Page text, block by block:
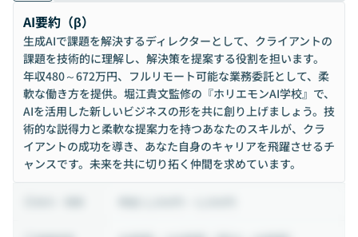
AI要約（β）
生成AIで課題を解決するディレクターとして、クライアントの
課題を技術的に理解し、解決策を提案する役割を担います。
年収480～672万円、フルリモート可能な業務委託として、柔
軟な働き方を提供。堀江貴文監修の『ホリエモンAI学校』で、
AIを活用した新しいビジネスの形を共に創り上げましょう。技
術的な説得力と柔軟な提案力を持つあなたのスキルが、クラ
イアントの成功を導き、あなた自身のキャリアを飛躍させるチ
ャンスです。未来を共に切り拓く仲間を求めています。